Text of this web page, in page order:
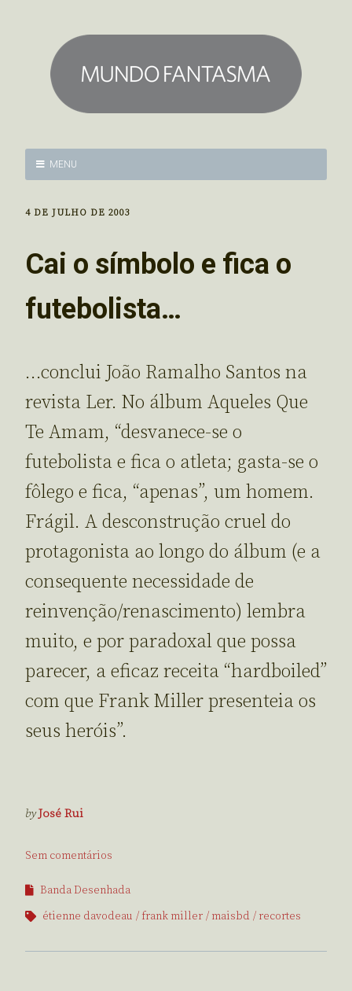
MENU
4 DE JULHO DE 2003
Cai o símbolo e fica o
futebolista…
…conclui João Ramalho Santos na
revista Ler. No álbum Aqueles Que
Te Amam, “desvanece-se o
futebolista e fica o atleta; gasta-se o
fôlego e fica, “apenas”, um homem.
Frágil. A desconstrução cruel do
protagonista ao longo do álbum (e a
consequente necessidade de
reinvenção/renascimento) lembra
muito, e por paradoxal que possa
parecer, a eficaz receita “hardboiled”
com que Frank Miller presenteia os
seus heróis”.
byJosé Rui
Sem comentários
Banda Desenhada
étienne davodeau
frank miller maisbd recortes